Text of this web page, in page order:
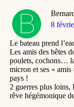
dit
8
Le bateau prend
Les amis des bêtes
poulets, cochons…
micron et ses «
pays !
2 guerres plus loins,
rêve hégémonique